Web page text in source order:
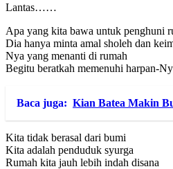
Lantas……
Apa yang kita bawa untuk penghuni
Dia hanya minta amal sholeh dan
Nya yang menanti di rumah
Begitu beratkah memenuhi harpan-
Baca juga: Kian Batea Makin
Kita tidak berasal dari bumi
Kita adalah penduduk syurga
Rumah kita jauh lebih indah disana